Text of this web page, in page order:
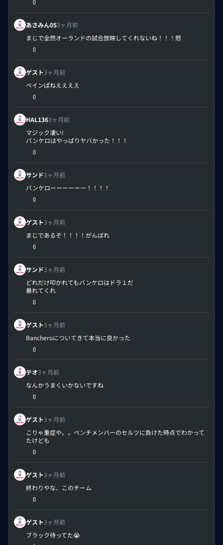
0
あさみん053ヶ月前
まじで全然オーランドの試合放映してくれないね！！！怒
0
ゲスト3ヶ月前
ベインぱねええええ
0
HAL1363ヶ月前
マジック凄い!
バンケロはやっぱりヤバかった！！！
0
サンド3ヶ月前
バンケローーーーーー！！！！
0
ゲスト3ヶ月前
まじであるぞ！！！！がんばれ
0
サンド3ヶ月前
どれだけ叩かれてもバンケロはドラ１だ
暴れてくれ
0
ゲスト3ヶ月前
Bancheroについてきて本当に良かった
0
テオ3ヶ月前
なんかうまくいかないですね
0
ゲスト3ヶ月前
こりゃ重症や。。ベンチメンバーのセルツに負けた時点でわかって
たけども
0
ゲスト3ヶ月前
終わりやな、このチーム
0
ゲスト3ヶ月前
ブラック待ってた😭